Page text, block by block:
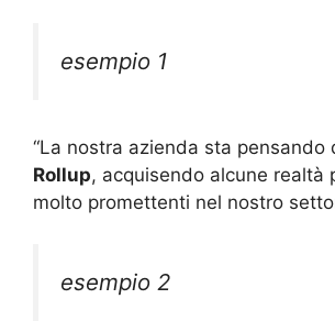
esempio 1
“La nostra azienda sta pensando
Rollup, acquisendo alcune realtà
molto promettenti nel nostro
esempio 2